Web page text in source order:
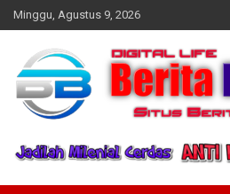
Skip
to
Minggu, Agustus 9, 2026
Beritabengkulu.id